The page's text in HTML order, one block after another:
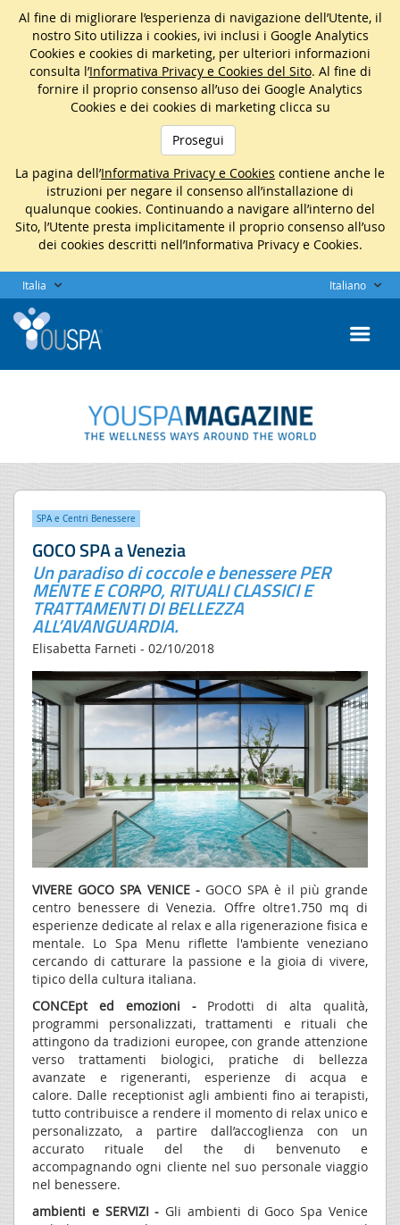
Al fine di migliorare l’esperienza di navigazione dell’Utente, il
nostro Sito utilizza i cookies, ivi inclusi i Google Analytics
Cookies e cookies di marketing, per ulteriori informazioni
consulta l’Informativa Privacy e Cookies del Sito. Al fine di
fornire il proprio consenso all’uso dei Google Analytics
Cookies e dei cookies di marketing clicca su
Prosegui
La pagina dell’Informativa Privacy e Cookies contiene anche le
istruzioni per negare il consenso all’installazione di
qualunque cookies. Continuando a navigare all’interno del
Sito, l’Utente presta implicitamente il proprio consenso all’uso
dei cookies descritti nell’Informativa Privacy e Cookies.
Italia Italiano
SPA e Centri Benessere
GOCO SPA a Venezia
Un paradiso di coccole e benessere PER
MENTE E CORPO, RITUALI CLASSICI E
TRATTAMENTI DI BELLEZZA
ALL’AVANGUARDIA.
Elisabetta Farneti - 02/10/2018
VIVERE GOCO SPA VENICE - GOCO SPA è il più grande
centro benessere di Venezia. Offre oltre1.750 mq di
esperienze dedicate al relax e alla rigenerazione fisica e
mentale. Lo Spa Menu riflette l'ambiente veneziano
cercando di catturare la passione e la gioia di vivere,
tipico della cultura italiana.
CONCEpt ed emozioni - Prodotti di alta qualità,
programmi personalizzati, trattamenti e rituali che
attingono da tradizioni europee, con grande attenzione
verso trattamenti biologici, pratiche di bellezza
avanzate e rigeneranti, esperienze di acqua e
calore. Dalle receptionist agli ambienti fino ai terapisti,
tutto contribuisce a rendere il momento di relax unico e
personalizzato, a partire dall’accoglienza con un
accurato rituale del the di benvenuto e
accompagnando ogni cliente nel suo personale viaggio
nel benessere.
ambienti e SERVIZI - Gli ambienti di Goco Spa Venice